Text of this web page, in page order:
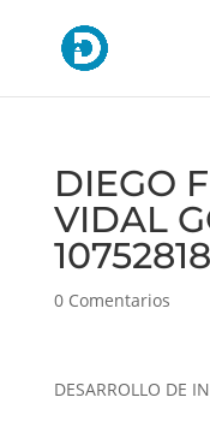
DIEGO
VIDAL
0 Comentarios
DESARROLLO DE